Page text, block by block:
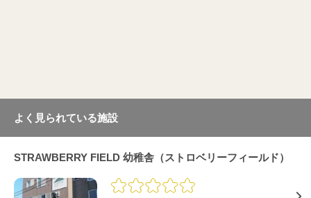
よく見られている施設
STRAWBERRY FIELD 幼稚舎（ストロベリーフィールド）